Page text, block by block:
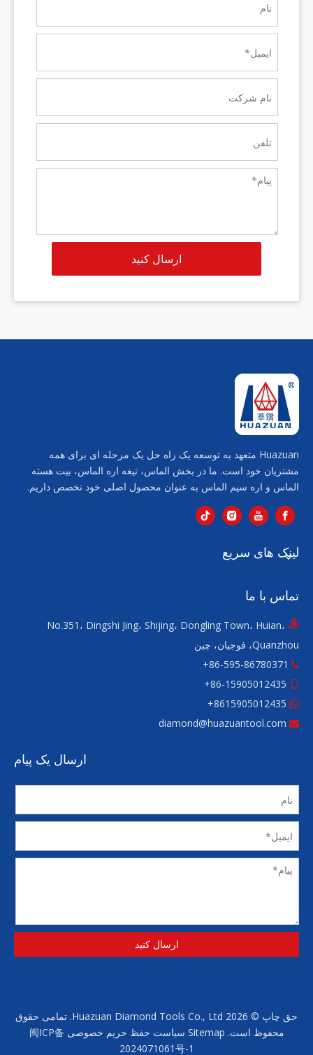
ارسال کنید
Huazuan متعهد به توسعه یک راه حل یک مرحله ای برای همه
مشتریان خود است. ما در بخش الماس، تیغه اره الماس، بیت هسته
الماس و اره سیم الماس به عنوان محصول اصلی خود تخصص داریم.
لینک های سریع
تماس با ما
No.351، Dingshi Jing، Shijing، Dongling Town، Huian،
Quanzhou، فوجیان، چین

15905012435-86+

8615905012435
+

diamond@huazuantool.com
ارسال یک پیام
ارسال کنید
حق چاپ © 2026
Huazuan Diamond Tools Co., Ltd. تمامی حقوق
محفوظ است. Sitemap سیاست حفظ حریم خصوصی 闽ICP备
2024071061号-1